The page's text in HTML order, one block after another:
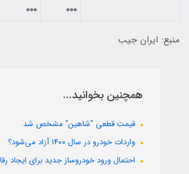
۰۰۰
۰۰۰
منبع: ایران جیب
همچنین بخوانید...
قیمت قطعی "شاهین" مشخص شد
واردات خودرو در سال ۱۴۰۰ آزاد می‌شود؟
احتمال ورود خودروساز جدید برای ایجاد